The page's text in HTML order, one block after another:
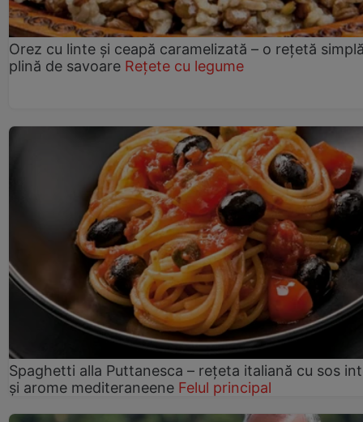
Orez cu linte și ceapă caramelizată – o rețetă
plină de savoare Rețete cu legume
Spaghetti alla Puttanesca – rețeta italiană cu sos
și arome mediteraneene Felul principal